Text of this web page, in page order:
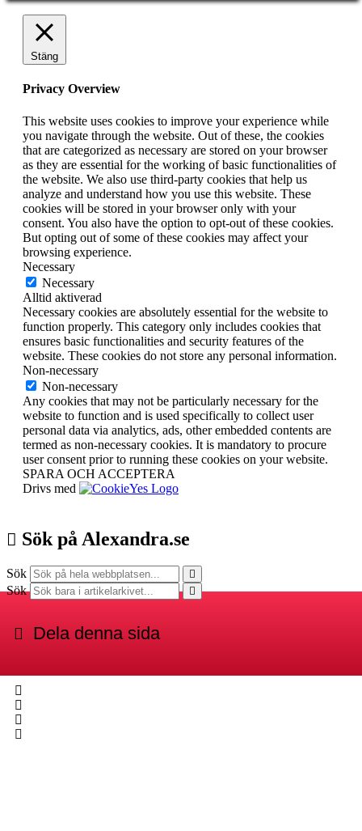
Stäng
Privacy Overview
This website uses cookies to improve your experience while
you navigate through the website. Out of these, the cookies
that are categorized as necessary are stored on your browser
as they are essential for the working of basic functionalities of
the website. We also use third-party cookies that help us
analyze and understand how you use this website. These
cookies will be stored in your browser only with your
consent. You also have the option to opt-out of these cookies.
But opting out of some of these cookies may affect your
browsing experience.
Necessary
Necessary
Alltid aktiverad
Necessary cookies are absolutely essential for the website to
function properly. This category only includes cookies that
ensures basic functionalities and security features of the
website. These cookies do not store any personal information.
Non-necessary
Non-necessary
Any cookies that may not be particularly necessary for the
website to function and is used specifically to collect user
personal data via analytics, ads, other embedded contents are
termed as non-necessary cookies. It is mandatory to procure
user consent prior to running these cookies on your website.
SPARA OCH ACCEPTERA
Drivs med
Sök på Alexandra.se
Sök
Sök
Dela denna sida